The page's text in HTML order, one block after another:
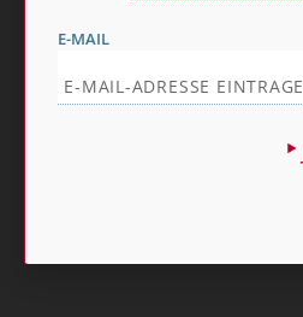
E-MAIL